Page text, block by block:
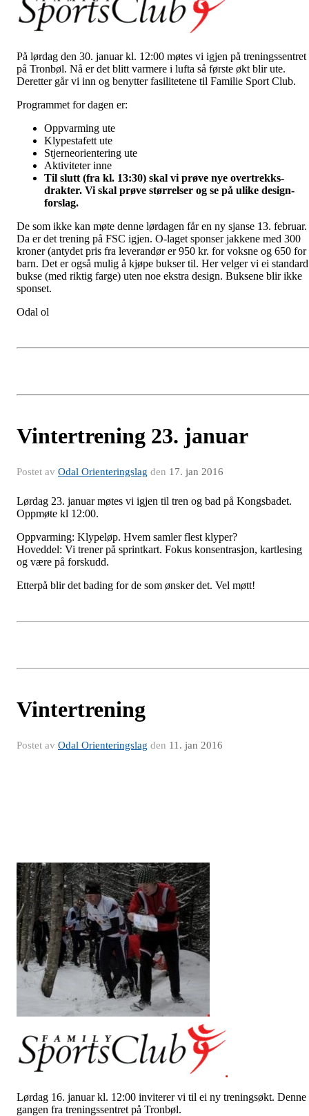
På lørdag den 30. januar kl. 12:00 møtes vi igjen på treningssentret
på Tronbøl. Nå er det blitt varmere i lufta så første økt blir ute.
Deretter går vi inn og benytter fasilitetene til Familie Sport Club.
Programmet for dagen er:
Oppvarming ute
Klypestafett ute
Stjerneorientering ute
Aktiviteter inne
Til slutt (fra kl. 13:30) skal vi prøve nye overtrekks-
drakter. Vi skal prøve størrelser og se på ulike design-
forslag.
De som ikke kan møte denne lørdagen får en ny sjanse 13. februar.
Da er det trening på FSC igjen. O-laget sponser jakkene med 300
kroner (antydet pris fra leverandør er 950 kr. for voksne og 650 for
barn. Det er også mulig å kjøpe bukser til. Her velger vi ei standard
bukse (med riktig farge) uten noe ekstra design. Buksene blir ikke
sponset.
Odal ol
Vintertrening 23. januar
Postet av Odal Orienteringslag den 17. jan 2016
Lørdag 23. januar møtes vi igjen til tren og bad på Kongsbadet.
Oppmøte kl 12:00.
Oppvarming: Klypeløp. Hvem samler flest klyper?
Hoveddel: Vi trener på sprintkart. Fokus konsentrasjon, kartlesing
og være på forskudd.
Etterpå blir det bading for de som ønsker det. Vel møtt!
Vintertrening
Postet av Odal Orienteringslag den 11. jan 2016
Lørdag 16. januar kl. 12:00 inviterer vi til ei ny treningsøkt. Denne
gangen fra treningssentret på Tronbøl.